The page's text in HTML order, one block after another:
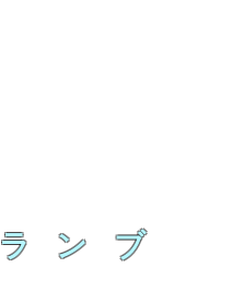
ラ ン ブ